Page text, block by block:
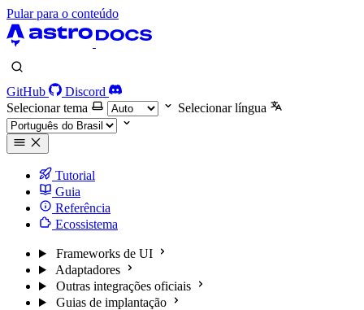
Pular para o conteúdo
GitHub
Discord
Selecionar tema
Selecionar língua
Tutorial
Guia
Referência
Ecossistema
Frameworks de UI
Adaptadores
Outras integrações oficiais
Guias de implantação